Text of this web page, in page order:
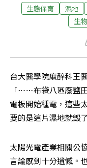
生態保育 濕地
生
台大醫學院麻醉科王
「……布袋八區廢鹽
電板開始種電，這些
要的是這片濕地就毀
太陽光電產業相關公
言論感到十分遺憾。